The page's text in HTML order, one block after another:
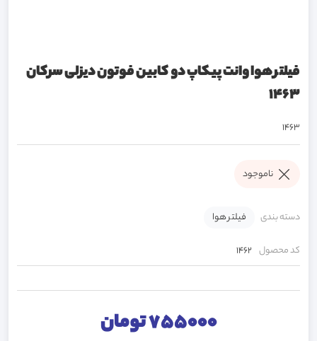
فیلتر هوا وانت پیکاپ دو کابین فوتون دیزلی سرکان
1463
1463
ناموجود
دسته بندی فیلتر هوا
کد محصول 1462
755000 تومان